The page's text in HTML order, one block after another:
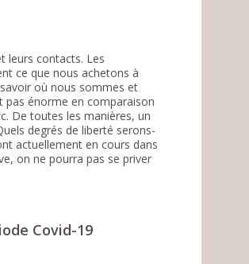
leurs contacts. Les
ce que nous achetons à
où nous sommes et
pas énorme en comparaison
De toutes les manières, un
degrés de liberté serons-
actuellement en cours dans
on ne pourra pas se priver
Covid-19